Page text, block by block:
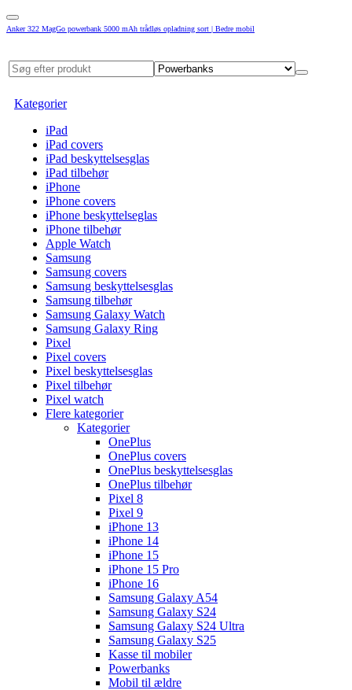
Anker 322 MagGo powerbank 5000 mAh trådløs opladning sort | Bedre mobil
Kategorier
iPad
iPad covers
iPad beskyttelsesglas
iPad tilbehør
iPhone
iPhone covers
iPhone beskyttelseglas
iPhone tilbehør
Apple Watch
Samsung
Samsung covers
Samsung beskyttelsesglas
Samsung tilbehør
Samsung Galaxy Watch
Samsung Galaxy Ring
Pixel
Pixel covers
Pixel beskyttelsesglas
Pixel tilbehør
Pixel watch
Flere kategorier
Kategorier
OnePlus
OnePlus covers
OnePlus beskyttelsesglas
OnePlus tilbehør
Pixel 8
Pixel 9
iPhone 13
iPhone 14
iPhone 15
iPhone 15 Pro
iPhone 16
Samsung Galaxy A54
Samsung Galaxy S24
Samsung Galaxy S24 Ultra
Samsung Galaxy S25
Kasse til mobiler
Powerbanks
Mobil til ældre